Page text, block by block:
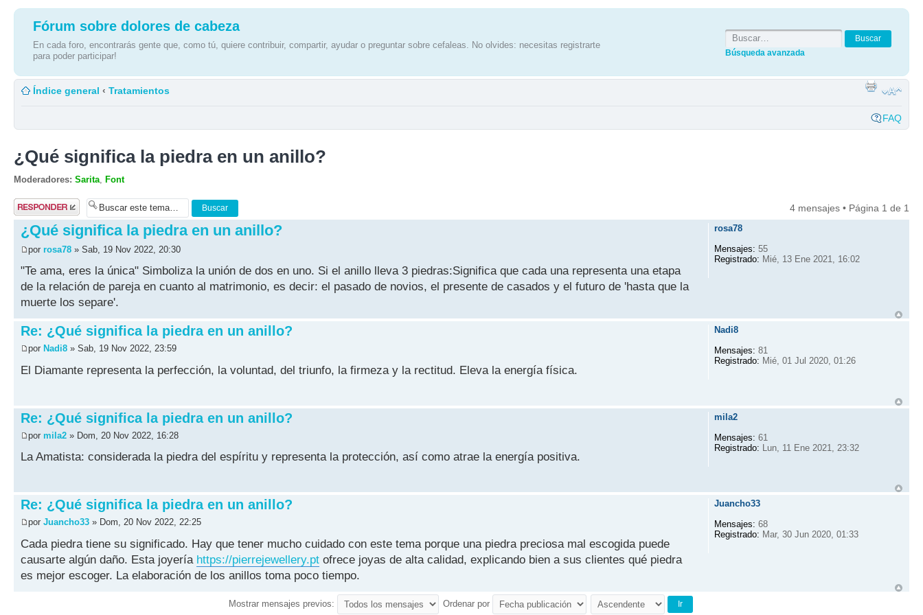
Fórum sobre dolores de cabeza
En cada foro, encontrarás gente que, como tú, quiere contribuir, compartir, ayudar o preguntar sobre cefaleas. No olvides: necesitas registrarte
para poder participar!
Búsqueda avanzada
Índice general ‹ Tratamientos
FAQ
¿Qué significa la piedra en un anillo?
Moderadores: Sarita Font
Publicar una
respuesta
4 mensajes • Página 1 de 1
¿Qué significa la piedra en un anillo?
por rosa78 » Sab, 19 Nov 2022, 20:30
"Te ama, eres la única" Simboliza la unión de dos en uno. Si el anillo lleva 3 piedras:Significa que cada una representa una etapa
de la relación de pareja en cuanto al matrimonio, es decir: el pasado de novios, el presente de casados y el futuro de 'hasta que la
muerte los separe'.
rosa78
Mensajes: 55
Registrado: Mié, 13 Ene 2021, 16:02
Re: ¿Qué significa la piedra en un anillo?
por Nadi8 » Sab, 19 Nov 2022, 23:59
El Diamante representa la perfección, la voluntad, del triunfo, la firmeza y la rectitud. Eleva la energía física.
Nadi8
Mensajes: 81
Registrado: Mié, 01 Jul 2020, 01:26
Re: ¿Qué significa la piedra en un anillo?
por mila2 » Dom, 20 Nov 2022, 16:28
La Amatista: considerada la piedra del espíritu y representa la protección, así como atrae la energía positiva.
mila2
Mensajes: 61
Registrado: Lun, 11 Ene 2021, 23:32
Re: ¿Qué significa la piedra en un anillo?
por Juancho33 » Dom, 20 Nov 2022, 22:25
Cada piedra tiene su significado. Hay que tener mucho cuidado con este tema porque una piedra preciosa mal escogida puede
causarte algún daño. Esta joyería https://pierrejewellery.pt ofrece joyas de alta calidad, explicando bien a sus clientes qué piedra
es mejor escoger. La elaboración de los anillos toma poco tiempo.
Juancho33
Mensajes: 68
Registrado: Mar, 30 Jun 2020, 01:33
Mostrar mensajes previos:
Ordenar por